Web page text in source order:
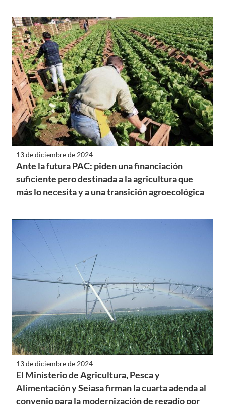
13 de diciembre de 2024
Ante la futura PAC: piden una financiación
suficiente pero destinada a la agricultura que
más lo necesita y a una transición agroecológica
13 de diciembre de 2024
El Ministerio de Agricultura, Pesca y
Alimentación y Seiasa firman la cuarta adenda al
convenio para la modernización de regadío por